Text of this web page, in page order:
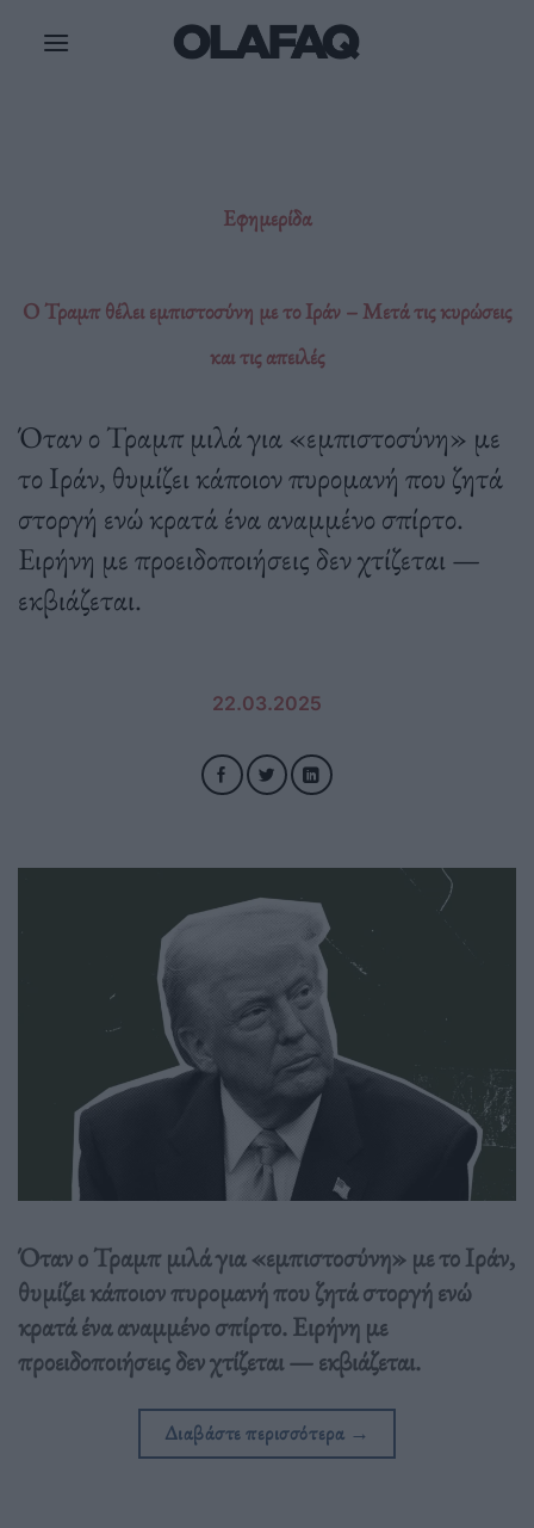
Εφημερίδα
Ο Τραμπ θέλει εμπιστοσύνη με το Ιράν – Μετά τις κυρώσεις
και τις απειλές
Όταν ο Τραμπ μιλά για «εμπιστοσύνη» με
το Ιράν, θυμίζει κάποιον πυρομανή που ζητά
στοργή ενώ κρατά ένα αναμμένο σπίρτο.
Ειρήνη με προειδοποιήσεις δεν χτίζεται —
εκβιάζεται.
22.03.2025
Όταν ο Τραμπ μιλά για «εμπιστοσύνη» με το Ιράν,
θυμίζει κάποιον πυρομανή που ζητά στοργή ενώ
κρατά ένα αναμμένο σπίρτο. Ειρήνη με
προειδοποιήσεις δεν χτίζεται — εκβιάζεται.
Διαβάστε περισσότερα →